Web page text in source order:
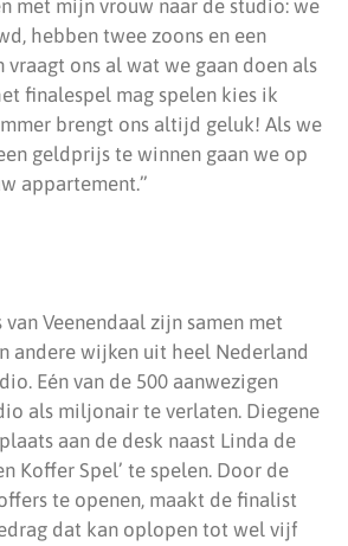
met mijn vrouw naar de studio: we
hebben twee zoons en een
vraagt ons al wat we gaan doen als
finalespel mag spelen kies ik
brengt ons altijd geluk! Als we
geldprijs te winnen gaan we op
appartement.”
Veenendaal zijn samen met
andere wijken uit heel Nederland
Eén van de 500 aanwezigen
als miljonair te verlaten. Diegene
aan de desk naast Linda de
Koffer Spel’ te spelen. Door de
te openen, maakt de finalist
dat kan oplopen tot wel vijf